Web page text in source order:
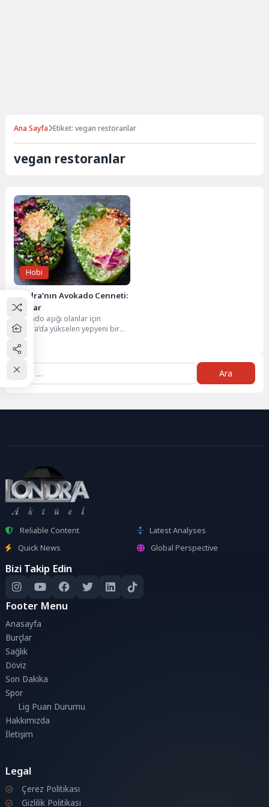
Ana Sayfa Etiket: vegan restoranlar
vegan restoranlar
Hobi
Londra’nın Avokado Cenneti:
Avobar
Avokado aşığı olanlar için
Londra’da yükselen yepyeni bir
Avobar; Londra’nın turistik...
Arama:
Reliable Content
Latest Analyses
Quick News
Global Perspective
Bizi Takip Edin
Footer Menu
Anasayfa
Burçlar
Sağlık
Döviz
Son Dakika
Spor
Lig Puan Durumu
Hakkımızda
İletişim
Legal
Çerez Politikası
Gizlilik Politikası